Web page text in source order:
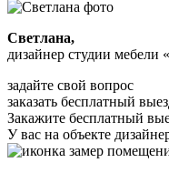
Светлана,
дизайнер студии
задайте свой вопрос
заказать бесплатный
Закажите бесплатный
У вас на объекте